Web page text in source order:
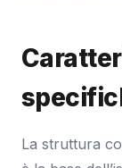
La struttura